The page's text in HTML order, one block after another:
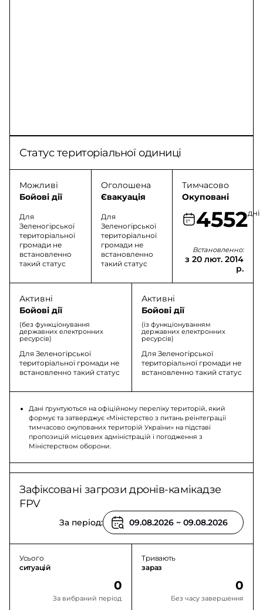
Статус територіальної одиниці
Можливі
Бойові дії
Для
Зеленогірської
територіальної
громади не
встановленно
такий статус
Оголошена
Євакуація
Для
Зеленогірської
територіальної
громади не
встановленно
такий статус
Тимчасово
Окуповані
4552дні
Встановленно:
з 20 лют. 2014
р.
Активні
Бойові дії
(без функціонування
державних електронних
ресурсів)
Для Зеленогірської
територіальної громади не
встановленно такий статус
Активні
Бойові дії
(із функціонуванням
державних електронних
ресурсів)
Для Зеленогірської
територіальної громади не
встановленно такий статус
Дані ґрунтуються на офіційному переліку територій, який
формує та затверджує «Міністерство з питань реінтеграції
тимчасово окупованих територій України» на підставі
пропозицій місцевих адміністрацій і погодження з
Міністерством оборони.
Зафіксовані загрози дронів-камікадзе
FPV
За період:
Усього
ситуацій
0
За вибраний період
Тривають
зараз
0
Без часу завершення